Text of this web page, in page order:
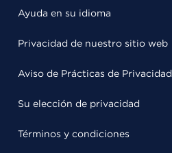
Ayuda en su idioma
Privacidad de nuestro sitio web
Aviso de Prácticas de Privacidad
Su elección de privacidad
Términos y condiciones